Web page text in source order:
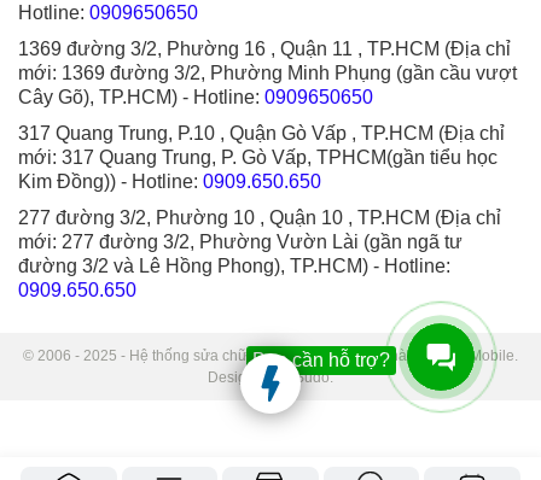
Hotline: 0909650650
1369 đường 3/2, Phường 16 , Quận 11 , TP.HCM (Địa chỉ
mới: 1369 đường 3/2, Phường Minh Phụng (gần cầu vượt
Cây Gõ), TP.HCM) - Hotline: 0909650650
317 Quang Trung, P.10 , Quận Gò Vấp , TP.HCM (Địa chỉ
mới: 317 Quang Trung, P. Gò Vấp, TPHCM(gần tiểu học
Kim Đồng)) - Hotline: 0909.650.650
277 đường 3/2, Phường 10 , Quận 10 , TP.HCM (Địa chỉ
mới: 277 đường 3/2, Phường Vườn Lài (gần ngã tư
đường 3/2 và Lê Hồng Phong), TP.HCM) - Hotline:
0909.650.650
© 2006 - 2025 - Hệ thống sửa chữa điện thoại di động Thành Trung Mobile.
Designed by Sudo.
Bạn cần hỗ trợ?